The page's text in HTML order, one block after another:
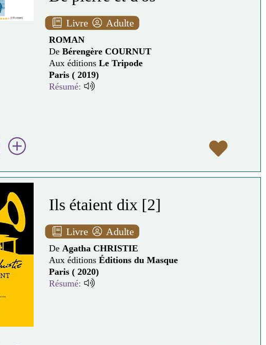
Livre Adulte
ROMAN
De Bérengère COURNUT
Aux éditions Le Tripode
Paris ( 2019)
Résumé:
Ils étaient dix [2]
Livre Adulte
De Agatha CHRISTIE
Aux éditions Éditions du Masque
Paris ( 2020)
Résumé: